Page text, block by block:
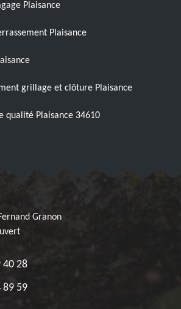
Plaisance
Plaisance
grillage et clôture Plaisance
qualité Plaisance 34610
Granon
40 28
89 59